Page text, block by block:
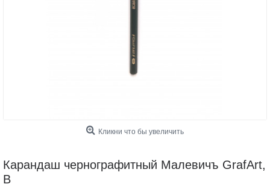
Кликни что бы увеличить
Карандаш чернографитный Малевичъ GrafArt,
В